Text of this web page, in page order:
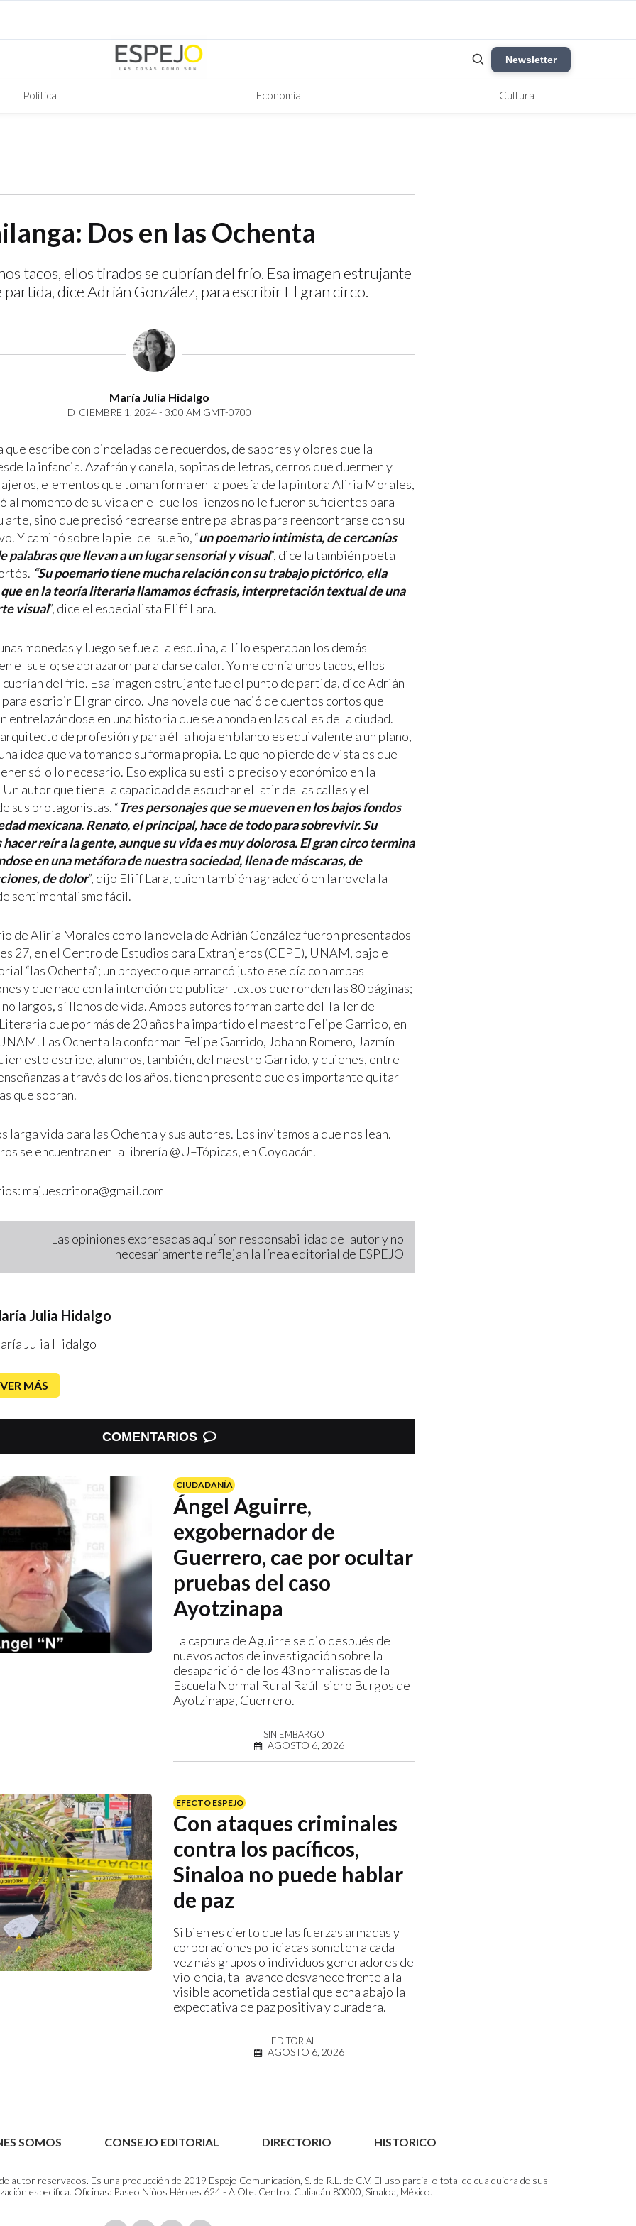
Newsletter
Política Economía Cultura
Dos en las Ochenta
tacos, ellos tirados se cubrían del frío. Esa imagen estrujante
dice Adrián González, para escribir El gran circo.
María Julia Hidalgo
DICIEMBRE 1, 2024 - 3:00 AM GMT-0700
que escribe con pinceladas de recuerdos, de sabores y olores que la
la infancia. Azafrán y canela, sopitas de letras, cerros que duermen y
elementos que toman forma en la poesía de la pintora Aliria Morales,
al momento de su vida en el que los lienzos no le fueron suficientes para
arte, sino que precisó recrearse entre palabras para reencontrarse con su
Y caminó sobre la piel del sueño, “un poemario intimista, de cercanías
palabras que llevan a un lugar sensorial y visual”, dice la también poeta
“Su poemario tiene mucha relación con su trabajo pictórico, ella
que en la teoría literaria llamamos écfrasis, interpretación textual de una
visual”, dice el especialista Eliff Lara.
monedas y luego se fue a la esquina, allí lo esperaban los demás
el suelo; se abrazaron para darse calor. Yo me comía unos tacos, ellos
del frío. Esa imagen estrujante fue el punto de partida, dice Adrián
escribir El gran circo. Una novela que nació de cuentos cortos que
entrelazándose en una historia que se ahonda en las calles de la ciudad.
de profesión y para él la hoja en blanco es equivalente a un plano,
idea que va tomando su forma propia. Lo que no pierde de vista es que
sólo lo necesario. Eso explica su estilo preciso y económico en la
autor que tiene la capacidad de escuchar el latir de las calles y el
sus protagonistas. “Tres personajes que se mueven en los bajos fondos
mexicana. Renato, el principal, hace de todo para sobrevivir. Su
reír a la gente, aunque su vida es muy dolorosa. El gran circo termina
en una metáfora de nuestra sociedad, llena de máscaras, de
de dolor”, dijo Eliff Lara, quien también agradeció en la novela la
sentimentalismo fácil.
de Aliria Morales como la novela de Adrián González fueron presentados
27, en el Centro de Estudios para Extranjeros (CEPE), UNAM, bajo el
“las Ochenta”; un proyecto que arrancó justo ese día con ambas
y que nace con la intención de publicar textos que ronden las 80 páginas;
largos, sí llenos de vida. Ambos autores forman parte del Taller de
que por más de 20 años ha impartido el maestro Felipe Garrido, en
Las Ochenta la conforman Felipe Garrido, Johann Romero, Jazmín
esto escribe, alumnos, también, del maestro Garrido, y quienes, entre
a través de los años, tienen presente que es importante quitar
que sobran.
larga vida para las Ochenta y sus autores. Los invitamos a que nos lean.
se encuentran en la librería @U–Tópicas, en Coyoacán.
majuescritora@gmail.com
Las opiniones expresadas aquí son responsabilidad del autor y no
necesariamente reflejan la línea editorial de ESPEJO
Julia Hidalgo
Julia Hidalgo
VER MÁS
COMENTARIOS
CIUDADANÍA
Ángel Aguirre,
exgobernador de
Guerrero, cae por ocultar
pruebas del caso
Ayotzinapa
La captura de Aguirre se dio después de
nuevos actos de investigación sobre la
desaparición de los 43 normalistas de la
Escuela Normal Rural Raúl Isidro Burgos de
Ayotzinapa, Guerrero.
SIN EMBARGO
AGOSTO 6, 2026
EFECTO ESPEJO
Con ataques criminales
contra los pacíficos,
Sinaloa no puede hablar
de paz
Si bien es cierto que las fuerzas armadas y
corporaciones policiacas someten a cada
vez más grupos o individuos generadores de
violencia, tal avance desvanece frente a la
visible acometida bestial que echa abajo la
expectativa de paz positiva y duradera.
EDITORIAL
AGOSTO 6, 2026
SOMOS CONSEJO EDITORIAL DIRECTORIO HISTORICO
autor reservados. Es una producción de 2019 Espejo Comunicación, S. de R.L. de C.V. El uso parcial o total de cualquiera de sus
específica. Oficinas: Paseo Niños Héroes 624 - A Ote. Centro. Culiacán 80000, Sinaloa, México.